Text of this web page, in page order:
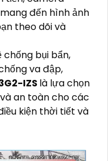
mang đến hình ảnh
theo dõi và
bụi bẩn,
va đập,
IZS là lựa chọn
an toàn cho các
kiện thời tiết và